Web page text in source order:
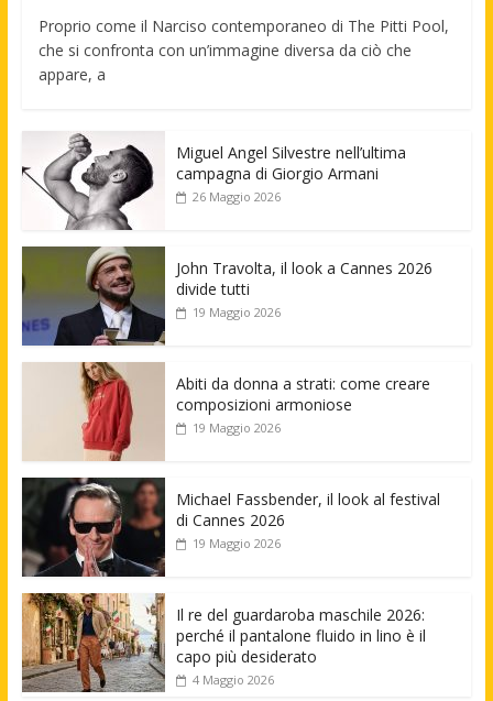
Proprio come il Narciso contemporaneo di The Pitti Pool,
che si confronta con un’immagine diversa da ciò che
appare, a
Miguel Angel Silvestre nell’ultima
campagna di Giorgio Armani
26 Maggio 2026
John Travolta, il look a Cannes 2026
divide tutti
19 Maggio 2026
Abiti da donna a strati: come creare
composizioni armoniose
19 Maggio 2026
Michael Fassbender, il look al festival
di Cannes 2026
19 Maggio 2026
Il re del guardaroba maschile 2026:
perché il pantalone fluido in lino è il
capo più desiderato
4 Maggio 2026